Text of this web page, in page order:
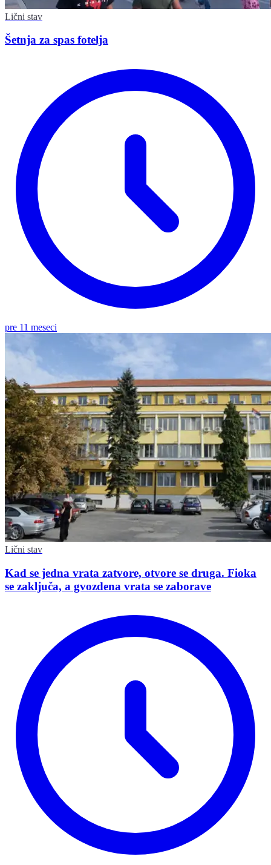
Lični stav
Šetnja za spas fotelja
pre 11 meseci
Lični stav
Kad se jedna vrata zatvore, otvore se druga. Fioka
se zaključa, a gvozdena vrata se zaborave